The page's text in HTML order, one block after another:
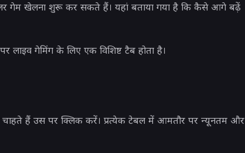
गेम खेलना शुरू कर सकते हैं। यहां बताया गया है कि कैसे आगे बढ़ें
लाइव गेमिंग के लिए एक विशिष्ट टैब होता है।
हैं उस पर क्लिक करें। प्रत्येक टेबल में आमतौर पर न्यूनतम और